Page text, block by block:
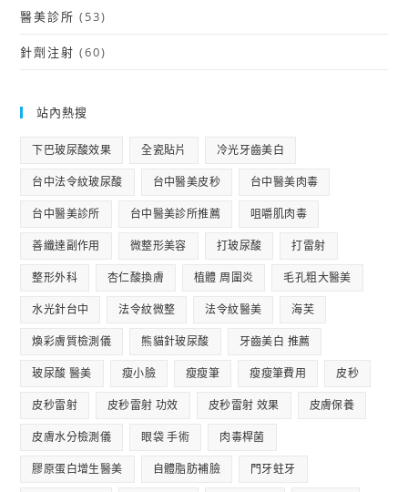
醫美診所 (53)
針劑注射 (60)
站內熱搜
下巴玻尿酸效果 全瓷貼片 冷光牙齒美白
台中法令紋玻尿酸 台中醫美皮秒 台中醫美肉毒
台中醫美診所 台中醫美診所推薦 咀嚼肌肉毒
善纖達副作用 微整形美容 打玻尿酸 打雷射
整形外科 杏仁酸換膚 植體 周圍炎 毛孔粗大醫美
水光針台中 法令紋微整 法令紋醫美 海芙
煥彩膚質檢測儀 熊貓針玻尿酸 牙齒美白 推薦
玻尿酸 醫美 瘦小臉 瘦瘦筆 瘦瘦筆費用 皮秒
皮秒雷射 皮秒雷射 功效 皮秒雷射 效果 皮膚保養
皮膚水分檢測儀 眼袋 手術 肉毒桿菌
膠原蛋白增生醫美 自體脂肪補臉 門牙蛀牙